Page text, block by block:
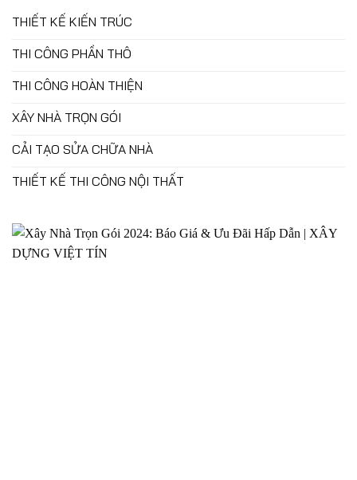
THIẾT KẾ KIẾN TRÚC
THI CÔNG PHẦN THÔ
THI CÔNG HOÀN THIỆN
XÂY NHÀ TRỌN GÓI
CẢI TẠO SỬA CHỮA NHÀ
THIẾT KẾ THI CÔNG NỘI THẤT